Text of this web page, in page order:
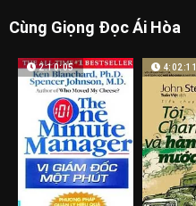
Cùng Giọng Đọc Ái Hòa
2:10:05 4:02:11